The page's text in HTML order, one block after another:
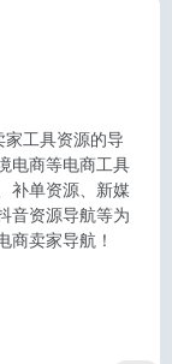
工具资源的导
电商等电商工具
补单资源、新媒
音资源导航等为
商卖家导航！